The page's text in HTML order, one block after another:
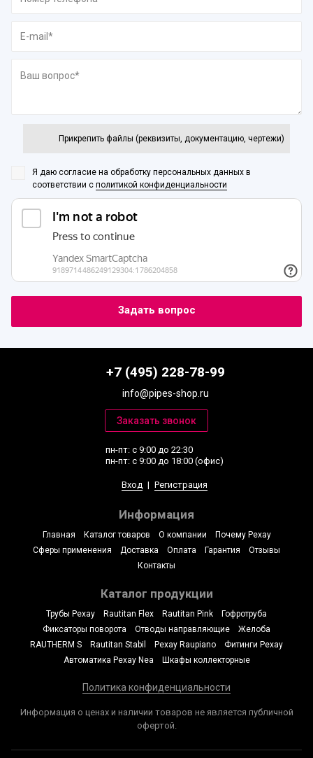
Прикрепить файлы (реквизиты, документацию, чертежи)
Я даю согласие на обработку персональных данных в
соответствии с политикой конфиденциальности
+7 (495) 228-78-99
info@pipes-shop.ru
пн-пт: с 9:00 до 22:30
пн-пт: с 9:00 до 18:00 (офис)
Вход | Регистрация
Информация
Главная Каталог товаров О компании
Почему Рехау
Сферы применения
Доставка Оплата Гарантия
Отзывы
Контакты
Каталог продукции
Трубы Рехау Rautitan Flex Rautitan Pink
Гофротруба
Фиксаторы поворота
Отводы направляющие
Желоба
RAUTHERM S
Rautitan Stabil Рехау Raupiano
Фитинги Рехау
Автоматика Рехау Nea
Шкафы коллекторные
Политика конфиденциальности
Информация о ценах и наличии товаров не является публичной
офертой.